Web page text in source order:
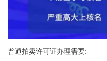
普通拍卖许可证办理需要: